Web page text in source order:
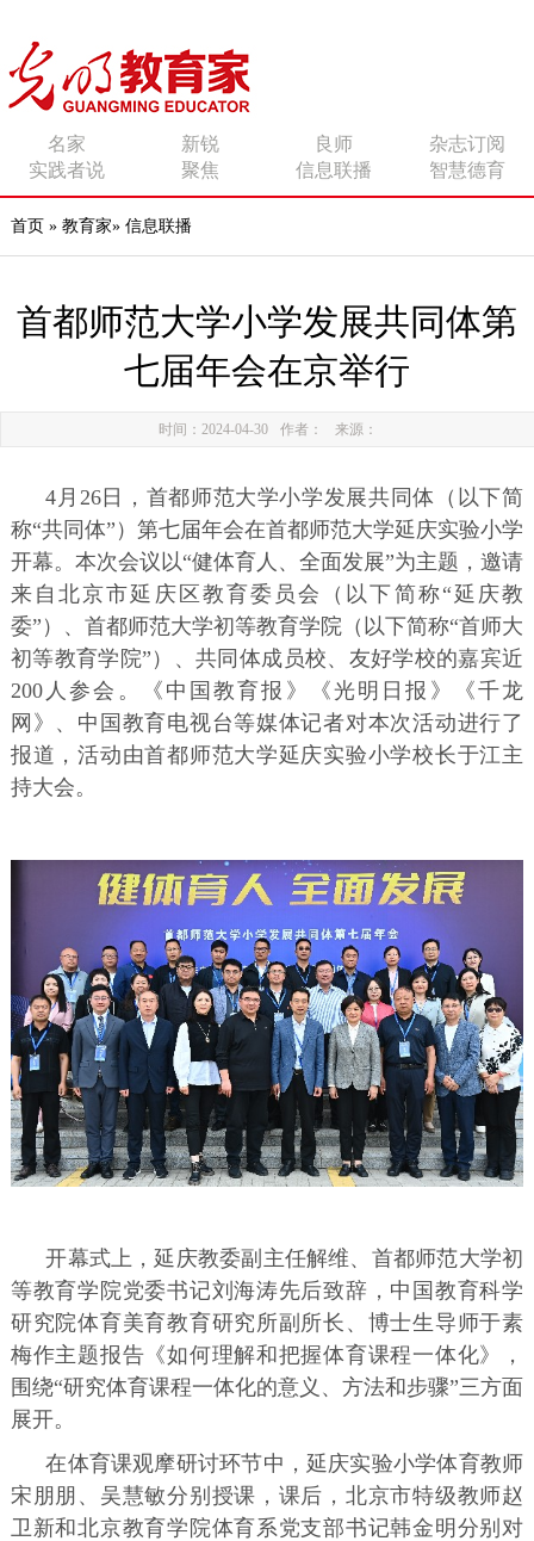
名家 新锐 良师
杂志订阅
实践者说
聚焦 信息联播 智慧德育
首页 » 教育家» 信息联播
首都师范大学小学发展共同体第
七届年会在京举行
时间：2024-04-30 作者： 来源：
4月26日，首都师范大学小学发展共同体（以下简
称“共同体”）第七届年会在首都师范大学延庆实验小学
开幕。本次会议以“健体育人、全面发展”为主题，邀请
来自北京市延庆区教育委员会（以下简称“延庆教
委”）、首都师范大学初等教育学院（以下简称“首师大
初等教育学院”）、共同体成员校、友好学校的嘉宾近
200人参会。《中国教育报》《光明日报》《千龙
网》、中国教育电视台等媒体记者对本次活动进行了
报道，活动由首都师范大学延庆实验小学校长于江主
持大会。
开幕式上，延庆教委副主任解维、首都师范大学初
等教育学院党委书记刘海涛先后致辞，中国教育科学
研究院体育美育教育研究所副所长、博士生导师于素
梅作主题报告《如何理解和把握体育课程一体化》，
围绕“研究体育课程一体化的意义、方法和步骤”三方面
展开。
在体育课观摩研讨环节中，延庆实验小学体育教师
宋朋朋、吴慧敏分别授课，课后，北京市特级教师赵
卫新和北京教育学院体育系党支部书记韩金明分别对